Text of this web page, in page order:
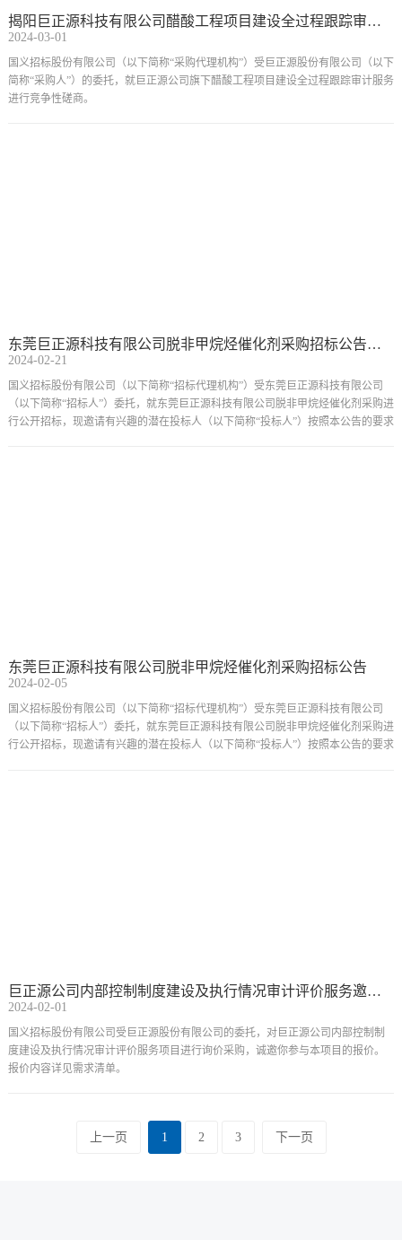
揭阳巨正源科技有限公司醋酸工程项目建设全过程跟踪审计服务邀请公告
2024-03-01
国义招标股份有限公司（以下简称“采购代理机构”）受巨正源股份有限公司（以下
简称“采购人”）的委托，就巨正源公司旗下醋酸工程项目建设全过程跟踪审计服务
进行竞争性磋商。
东莞巨正源科技有限公司脱非甲烷烃催化剂采购招标公告（第二次）
2024-02-21
国义招标股份有限公司（以下简称“招标代理机构”）受东莞巨正源科技有限公司
（以下简称“招标人”）委托，就东莞巨正源科技有限公司脱非甲烷烃催化剂采购进
行公开招标，现邀请有兴趣的潜在投标人（以下简称“投标人”）按照本公告的要求
东莞巨正源科技有限公司脱非甲烷烃催化剂采购招标公告
2024-02-05
国义招标股份有限公司（以下简称“招标代理机构”）受东莞巨正源科技有限公司
（以下简称“招标人”）委托，就东莞巨正源科技有限公司脱非甲烷烃催化剂采购进
行公开招标，现邀请有兴趣的潜在投标人（以下简称“投标人”）按照本公告的要求
巨正源公司内部控制制度建设及执行情况审计评价服务邀请公告
2024-02-01
国义招标股份有限公司受巨正源股份有限公司的委托，对巨正源公司内部控制制
度建设及执行情况审计评价服务项目进行询价采购，诚邀你参与本项目的报价。
报价内容详见需求清单。
上一页 1 2 3 下一页